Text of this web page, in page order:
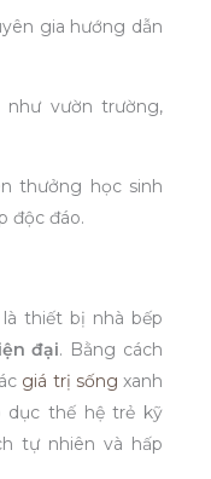
gia hướng dẫn
như vườn trường,
thưởng học sinh
độc đáo.
thiết bị nhà bếp
đại. Bằng cách
giá trị sống xanh
dục thế hệ trẻ kỹ
tự nhiên và hấp